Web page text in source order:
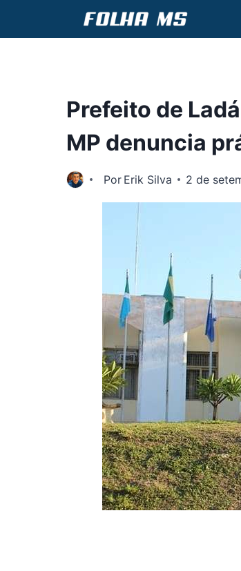
Prefeito de
MP denuncia
Por Erik Silva 2 de